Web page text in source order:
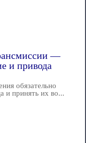
—
и привода
обязательно
и принять их во...